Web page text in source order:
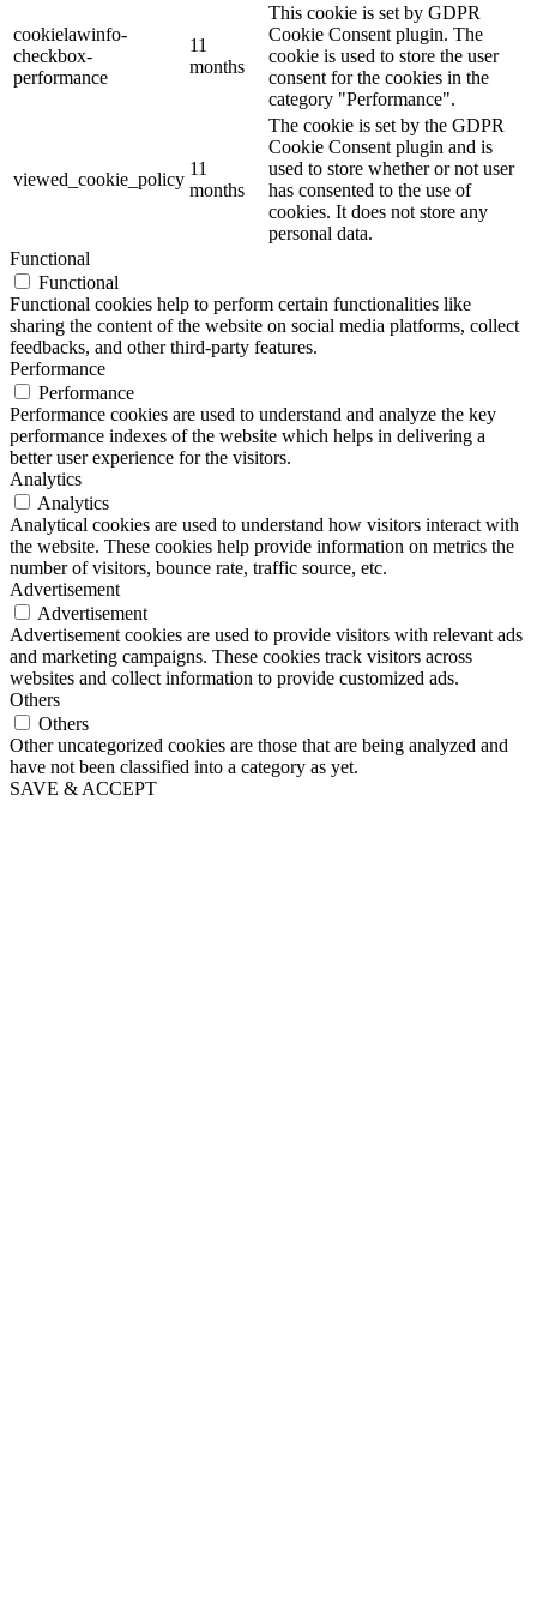
cookielawinfo-
checkbox-
performance
11
months
This cookie is set by GDPR
Cookie Consent plugin. The
cookie is used to store the user
consent for the cookies in the
category "Performance".
viewed_cookie_policy
11
months
The cookie is set by the GDPR
Cookie Consent plugin and is
used to store whether or not user
has consented to the use of
cookies. It does not store any
personal data.
Functional
Functional
Functional cookies help to perform certain functionalities like
sharing the content of the website on social media platforms, collect
feedbacks, and other third-party features.
Performance
Performance
Performance cookies are used to understand and analyze the key
performance indexes of the website which helps in delivering a
better user experience for the visitors.
Analytics
Analytics
Analytical cookies are used to understand how visitors interact with
the website. These cookies help provide information on metrics the
number of visitors, bounce rate, traffic source, etc.
Advertisement
Advertisement
Advertisement cookies are used to provide visitors with relevant ads
and marketing campaigns. These cookies track visitors across
websites and collect information to provide customized ads.
Others
Others
Other uncategorized cookies are those that are being analyzed and
have not been classified into a category as yet.
SAVE & ACCEPT